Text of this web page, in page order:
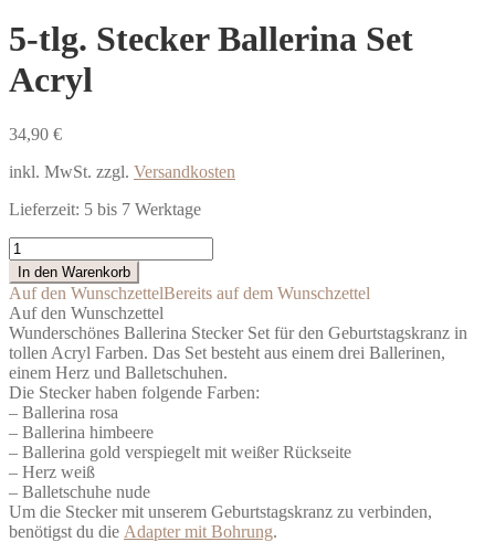
5-tlg. Stecker Ballerina Set
Acryl
34,90 €
inkl. MwSt. zzgl. Versandkosten
Lieferzeit: 5 bis 7 Werktage
5-
tlg.
Stecker
Ballerina
Set
Acryl
Menge
In den Warenkorb
Auf den WunschzettelBereits auf dem Wunschzettel
Auf den Wunschzettel
Wunderschönes Ballerina Stecker Set für den Geburtstagskranz in
tollen Acryl Farben. Das Set besteht aus einem drei Ballerinen,
einem Herz und Balletschuhen.
Die Stecker haben folgende Farben:
– Ballerina rosa
– Ballerina himbeere
– Ballerina gold verspiegelt mit weißer Rückseite
– Herz weiß
– Balletschuhe nude
Um die Stecker mit unserem Geburtstagskranz zu verbinden,
benötigst du die Adapter mit Bohrung.